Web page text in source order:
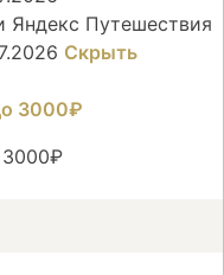
Путешествия
Скрыть
3000₽